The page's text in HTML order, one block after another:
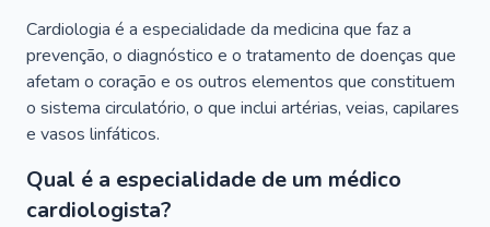
Cardiologia é a especialidade da medicina que faz a
prevenção, o diagnóstico e o tratamento de doenças que
afetam o coração e os outros elementos que constituem
o sistema circulatório, o que inclui artérias, veias, capilares
e vasos linfáticos.
Qual é a especialidade de um médico
cardiologista?